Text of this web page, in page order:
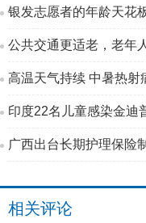
银发志愿者的年龄天花
公共交通更适老，老年
高温天气持续 中暑热射
印度22名儿童感染金迪
广西出台长期护理保险
相关评论